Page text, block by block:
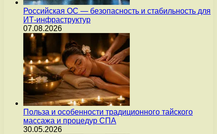
Российская ОС — безопасность и стабильность для
ИТ-инфраструктур
07.08.2026
Польза и особенности традиционного тайского
массажа и процедур СПА
30.05.2026